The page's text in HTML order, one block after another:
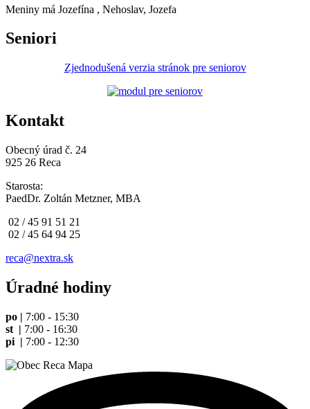
Meniny má Jozefína , Nehoslav, Jozefa
Seniori
Zjednodušená verzia stránok pre seniorov
Kontakt
Obecný úrad č. 24
925 26 Reca
Starosta:
PaedDr. Zoltán Metzner, MBA
02 / 45 91 51 21
02 / 45 64 94 25
reca@nextra.sk
Úradné hodiny
po | 7:00 - 15:30
st | 7:00 - 16:30
pi | 7:00 - 12:30